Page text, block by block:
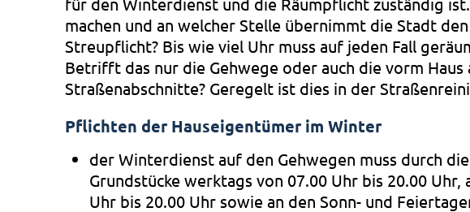
machen und an welcher Stelle übernimmt die Stadt
Streupflicht? Bis wie viel Uhr muss auf jeden Fall
Betrifft das nur die Gehwege oder auch die vorm Haus
Straßenabschnitte? Geregelt ist dies in der
Pflichten der Hauseigentümer im Winter
der Winterdienst auf den Gehwegen muss durch
Grundstücke werktags von 07.00 Uhr bis 20.00 Uhr,
Uhr bis 20.00 Uhr sowie an den Sonn- und